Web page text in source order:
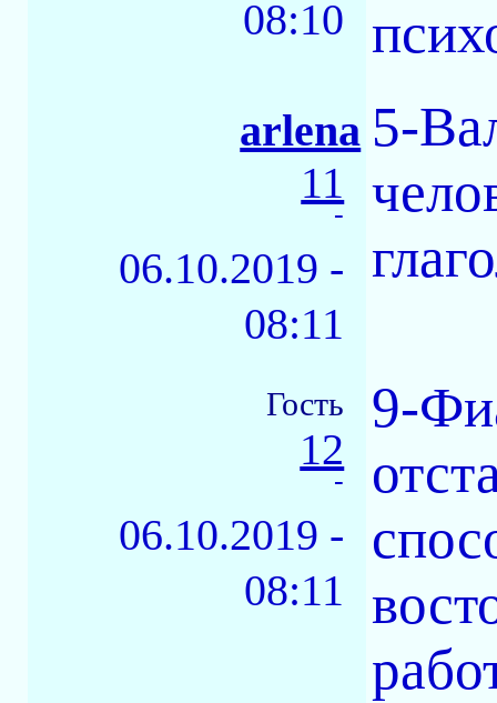
08:10
arlena
11
-
06.10.2019 -
08:11
5-
Гость
12
-
06.10.2019 -
08:11
9-